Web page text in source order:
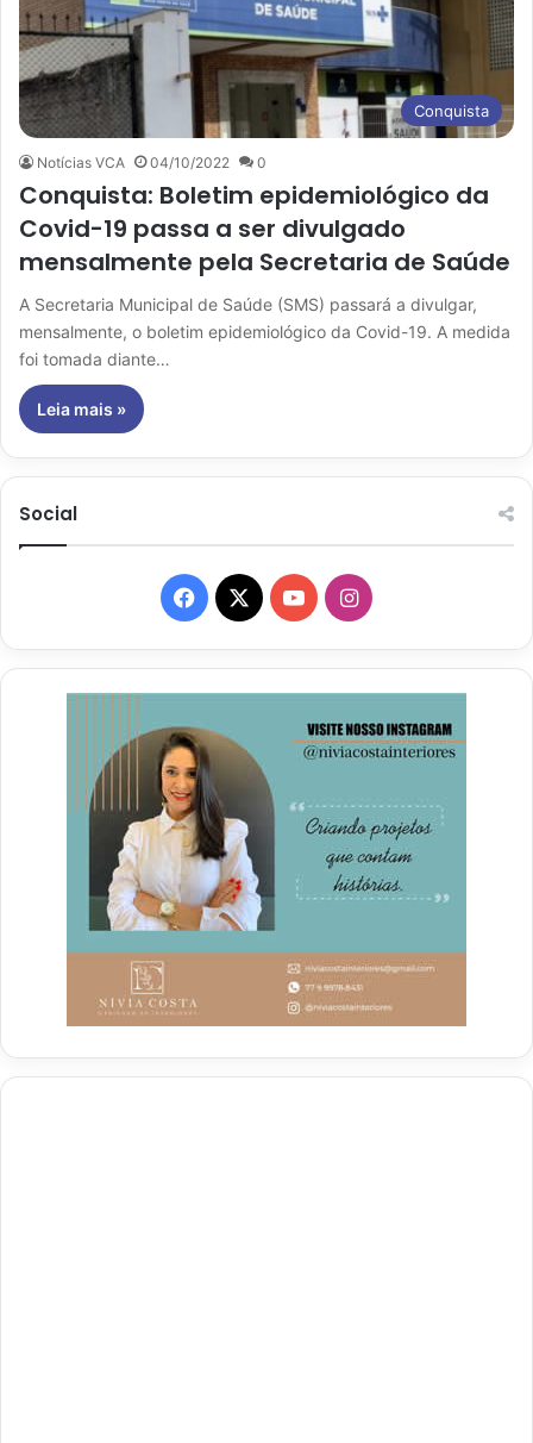
Conquista
Notícias VCA 04/10/2022 0
Conquista: Boletim epidemiológico da
Covid-19 passa a ser divulgado
mensalmente pela Secretaria de Saúde
A Secretaria Municipal de Saúde (SMS) passará a divulgar,
mensalmente, o boletim epidemiológico da Covid-19. A medida
foi tomada diante…
Leia mais »
Social
Facebook
X YouTubeInstagram